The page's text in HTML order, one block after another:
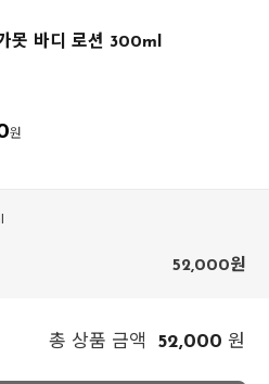
못 바디 로션 300ml
원
52,000원
총 상품 금액 52,000 원